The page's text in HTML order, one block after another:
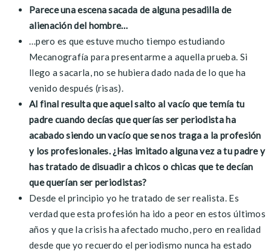
Parece una escena sacada de alguna pesadilla de
alienación del hombre…
…pero es que estuve mucho tiempo estudiando
Mecanografía para presentarme a aquella prueba. Si
llego a sacarla, no se hubiera dado nada de lo que ha
venido después (risas).
Al final resulta que aquel salto al vacío que temía tu
padre cuando decías que querías ser periodista ha
acabado siendo un vacío que se nos traga a la profesión
y los profesionales. ¿Has imitado alguna vez a tu padre y
has tratado de disuadir a chicos o chicas que te decían
que querían ser periodistas?
Desde el principio yo he tratado de ser realista. Es
verdad que esta profesión ha ido a peor en estos últimos
años y que la crisis ha afectado mucho, pero en realidad
desde que yo recuerdo el periodismo nunca ha estado